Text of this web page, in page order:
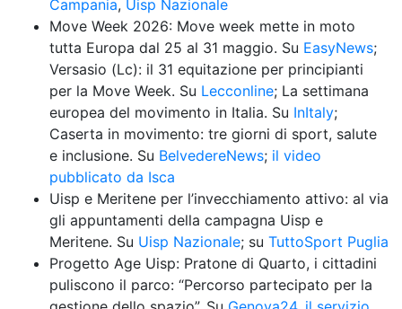
Campania, Uisp Nazionale
Move Week 2026: Move week mette in moto
tutta Europa dal 25 al 31 maggio. Su EasyNews;
Versasio (Lc): il 31 equitazione per principianti
per la Move Week. Su Lecconline; La settimana
europea del movimento in Italia. Su InItaly;
Caserta in movimento: tre giorni di sport, salute
e inclusione. Su BelvedereNews; il video
pubblicato da Isca
Uisp e Meritene per l’invecchiamento attivo: al via
gli appuntamenti della campagna Uisp e
Meritene. Su Uisp Nazionale; su TuttoSport Puglia
Progetto Age Uisp: Pratone di Quarto, i cittadini
puliscono il parco: “Percorso partecipato per la